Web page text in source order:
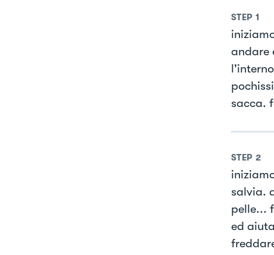
STEP 1
andare
sacca.
STEP 2
salvia.
pelle...
ed